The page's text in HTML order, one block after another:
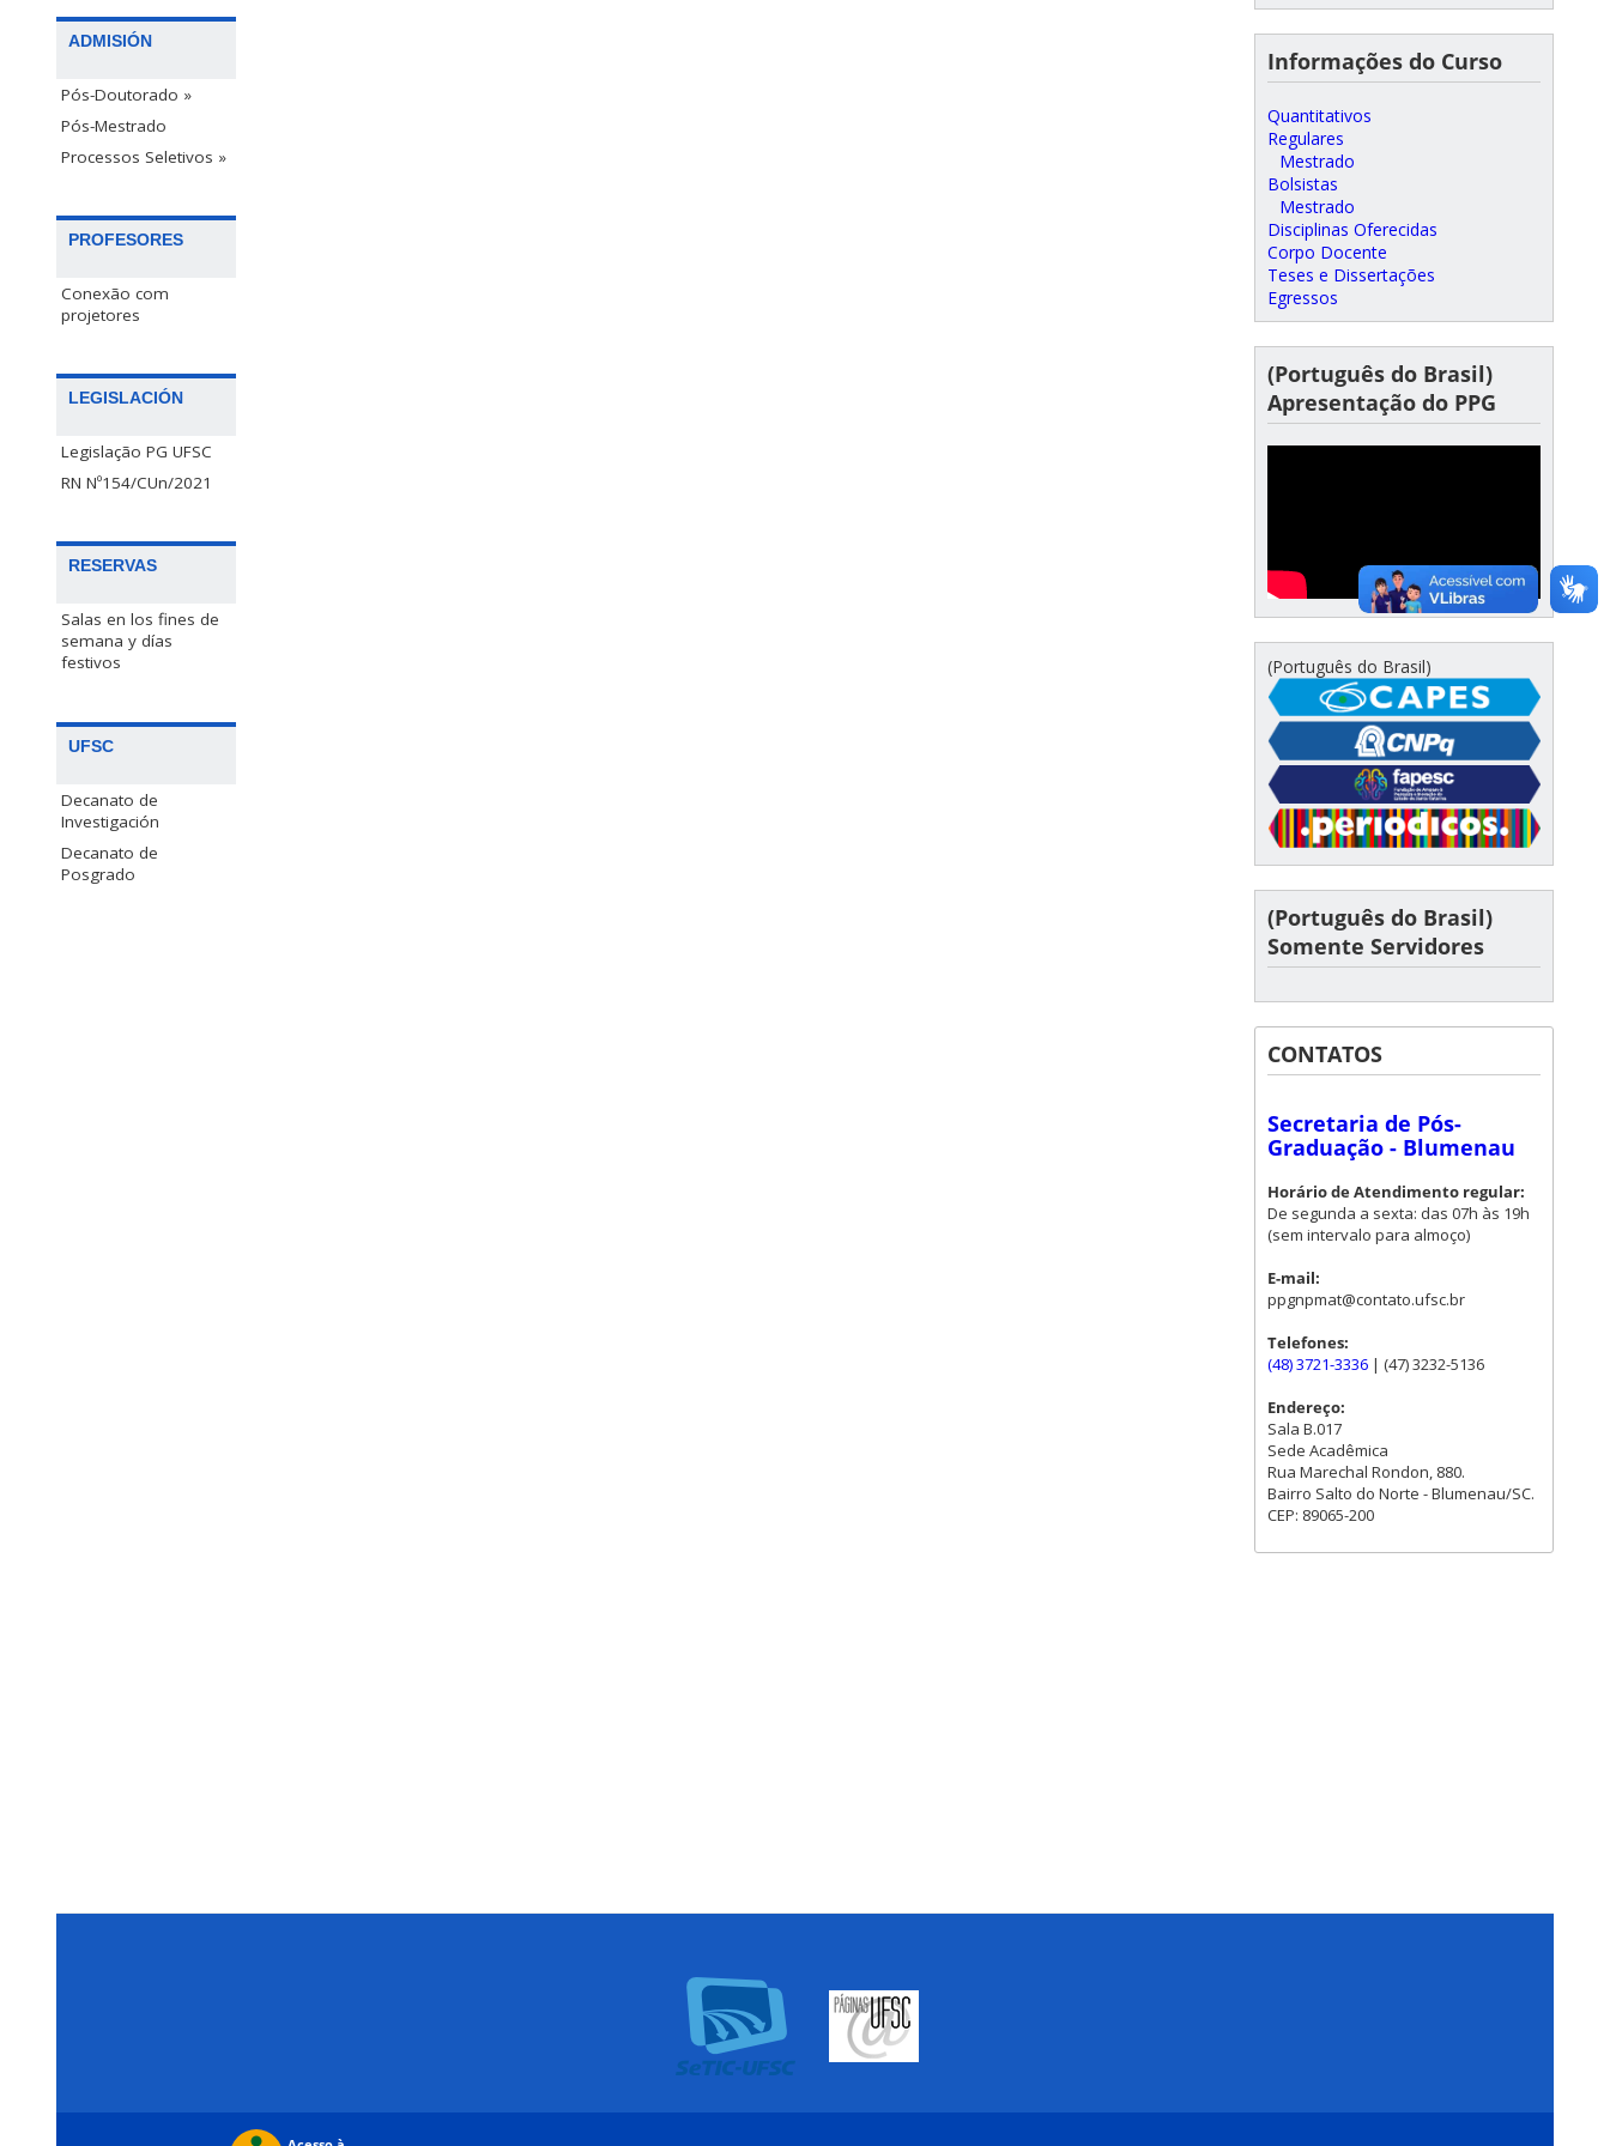
ADMISIÓN
Pós-Doutorado »
Pós-Mestrado
Processos Seletivos »
PROFESORES
Conexão com
projetores
LEGISLACIÓN
Legislação PG UFSC
RN Nº154/CUn/2021
RESERVAS
Salas en los fines de
semana y días
festivos
UFSC
Decanato de
Investigación
Decanato de
Posgrado
Informações do Curso
Quantitativos
Regulares
Mestrado
Bolsistas
Mestrado
Disciplinas Oferecidas
Corpo Docente
Teses e Dissertações
Egressos
(Português do Brasil)
Apresentação do PPG
(Português do Brasil)
(Português do Brasil)
Somente Servidores
CONTATOS
Secretaria de Pós-
Graduação - Blumenau
Horário de Atendimento regular:
De segunda a sexta: das 07h às 19h
(sem intervalo para almoço)
E-mail:
ppgnpmat@contato.ufsc.br
Telefones:
(48) 3721-3336 | (47) 3232-5136
Endereço:
Sala B.017
Sede Acadêmica
Rua Marechal Rondon, 880.
Bairro Salto do Norte - Blumenau/SC.
CEP: 89065-200